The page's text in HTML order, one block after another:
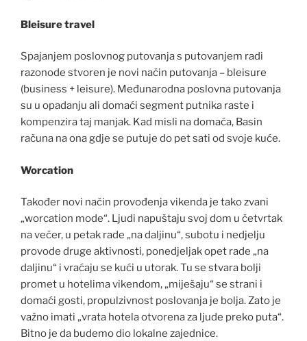
Bleisure travel
Spajanjem poslovnog putovanja s putovanjem radi
razonode stvoren je novi način putovanja – bleisure
(business + leisure). Međunarodna poslovna putovanja
su u opadanju ali domaći segment putnika raste i
kompenzira taj manjak. Kad misli na domaća, Basin
računa na ona gdje se putuje do pet sati od svoje kuće.
Worcation
Također novi način provođenja vikenda je tako zvani
„worcation mode“. Ljudi napuštaju svoj dom u četvrtak
na večer, u petak rade „na daljinu“, subotu i nedjelju
provode druge aktivnosti, ponedjeljak opet rade „na
daljinu“ i vraćaju se kući u utorak. Tu se stvara bolji
promet u hotelima vikendom, „miješaju“ se strani i
domaći gosti, propulzivnost poslovanja je bolja. Zato je
važno imati „vrata hotela otvorena za ljude preko puta“.
Bitno je da budemo dio lokalne zajednice.